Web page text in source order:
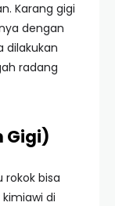
Karang gigi
dengan
dilakukan
radang
Gigi)
rokok bisa
di